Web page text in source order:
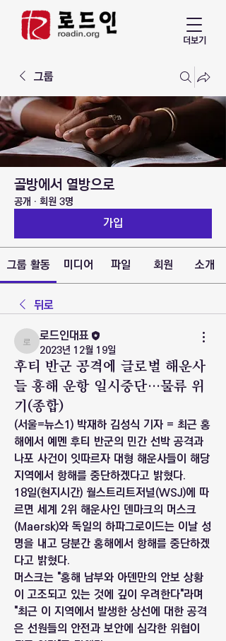
더보기
그룹
골방에서 열방으로
공개 · 회원 3명
가입
그룹 활동 미디어 파일 회원 소개
뒤로
로드인대표
로드인대표
2023년 12월 19일
후티 반군 공격에 글로벌 해운사
들 홍해 운항 일시중단…물류 위
기(종합)
(서울=뉴스1) 박재하 김성식 기자 = 최근 홍
해에서 예멘 후티 반군의 민간 선박 공격과
나포 사건이 잇따르자 대형 해운사들이 해당
지역에서 항해를 중단하겠다고 밝혔다.
18일(현지시간) 월스트리트저널(WSJ)에 따
르면 세계 2위 해운사인 덴마크의 머스크
(Maersk)와 독일의 하파그로이드는 이날 성
명을 내고 당분간 홍해에서 항해를 중단하겠
다고 밝혔다.
머스크는 "홍해 남부와 아덴만의 안보 상황
이 고조되고 있는 것에 깊이 우려한다"라며
"최근 이 지역에서 발생한 상선에 대한 공격
은 선원들의 안전과 보안에 심각한 위협이